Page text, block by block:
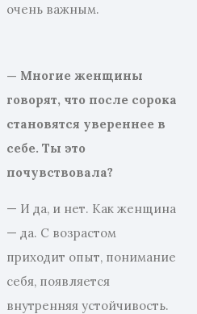
очень важным.
— Многие женщины
говорят, что после сорока
становятся увереннее в
себе. Ты это
почувствовала?
— И да, и нет. Как женщина
— да. С возрастом
приходит опыт, понимание
себя, появляется
внутренняя устойчивость.